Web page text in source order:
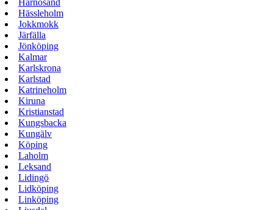
Härnösand
Hässleholm
Jokkmokk
Järfälla
Jönköping
Kalmar
Karlskrona
Karlstad
Katrineholm
Kiruna
Kristianstad
Kungsbacka
Kungälv
Köping
Laholm
Leksand
Lidingö
Lidköping
Linköping